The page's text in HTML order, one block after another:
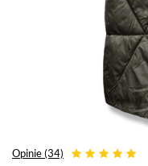
Opinie (34)